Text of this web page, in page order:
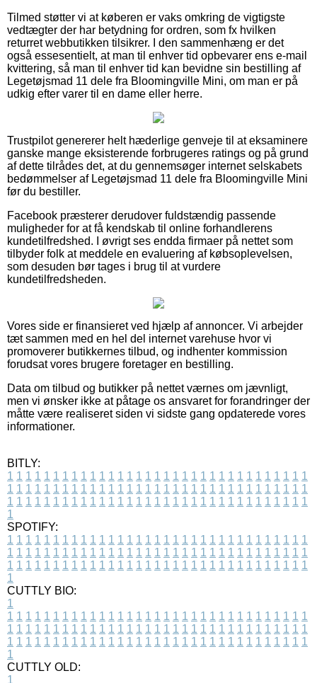
Tilmed støtter vi at køberen er vaks omkring de vigtigste
vedtægter der har betydning for ordren, som fx hvilken
returret webbutikken tilsikrer. I den sammenhæng er det
også essesentielt, at man til enhver tid opbevarer ens e-mail
kvittering, så man til enhver tid kan bevidne sin bestilling af
Legetøjsmad 11 dele fra Bloomingville Mini, om man er på
udkig efter varer til en dame eller herre.
Trustpilot genererer helt hæderlige genveje til at eksaminere
ganske mange eksisterende forbrugeres ratings og på grund
af dette tilrådes det, at du gennemsøger internet selskabets
bedømmelser af Legetøjsmad 11 dele fra Bloomingville Mini
før du bestiller.
Facebook præsterer derudover fuldstændig passende
muligheder for at få kendskab til online forhandlerens
kundetilfredshed. I øvrigt ses endda firmaer på nettet som
tilbyder folk at meddele en evaluering af købsoplevelsen,
som desuden bør tages i brug til at vurdere
kundetilfredsheden.
Vores side er finansieret ved hjælp af annoncer. Vi arbejder
tæt sammen med en hel del internet varehuse hvor vi
promoverer butikkernes tilbud, og indhenter kommission
forudsat vores brugere foretager en bestilling.
Data om tilbud og butikker på nettet værnes om jævnligt,
men vi ønsker ikke at påtage os ansvaret for forandringer der
måtte være realiseret siden vi sidste gang opdaterede vores
informationer.
BITLY:
1 1 1 1 1 1 1 1 1 1 1 1 1 1 1 1 1 1 1 1 1 1 1 1 1 1 1 1 1 1 1 1 1
1 1 1 1 1 1 1 1 1 1 1 1 1 1 1 1 1 1 1 1 1 1 1 1 1 1 1 1 1 1 1 1 1
1 1 1 1 1 1 1 1 1 1 1 1 1 1 1 1 1 1 1 1 1 1 1 1 1 1 1 1 1 1 1 1 1
1
SPOTIFY:
1 1 1 1 1 1 1 1 1 1 1 1 1 1 1 1 1 1 1 1 1 1 1 1 1 1 1 1 1 1 1 1 1
1 1 1 1 1 1 1 1 1 1 1 1 1 1 1 1 1 1 1 1 1 1 1 1 1 1 1 1 1 1 1 1 1
1 1 1 1 1 1 1 1 1 1 1 1 1 1 1 1 1 1 1 1 1 1 1 1 1 1 1 1 1 1 1 1 1
1
CUTTLY BIO:
1
1 1 1 1 1 1 1 1 1 1 1 1 1 1 1 1 1 1 1 1 1 1 1 1 1 1 1 1 1 1 1 1 1
1 1 1 1 1 1 1 1 1 1 1 1 1 1 1 1 1 1 1 1 1 1 1 1 1 1 1 1 1 1 1 1 1
1 1 1 1 1 1 1 1 1 1 1 1 1 1 1 1 1 1 1 1 1 1 1 1 1 1 1 1 1 1 1 1 1
1
CUTTLY OLD:
1